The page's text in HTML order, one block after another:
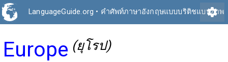
LanguageGuide.org • คำศัพท์ภาษาอังกฤษแบบบริติชแบบภาพ
settings
Europe (ยุโรป)